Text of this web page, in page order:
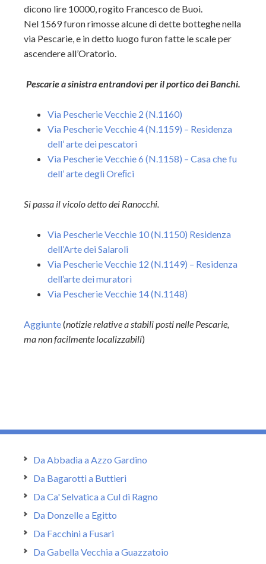
dicono lire 10000, rogito Francesco de Buoi.
Nel 1569 furon rimosse alcune di dette botteghe nella
via Pescarie, e in detto luogo furon fatte le scale per
ascendere all’Oratorio.
Pescarie a sinistra entrandovi per il portico dei Banchi.
Via Pescherie Vecchie 2 (N.1160)
Via Pescherie Vecchie 4 (N.1159) – Residenza
dell’ arte dei pescatori
Via Pescherie Vecchie 6 (N.1158) – Casa che fu
dell’ arte degli Oreﬁci
Si passa il vicolo detto dei Ranocchi.
Via Pescherie Vecchie 10 (N.1150) Residenza
dell’Arte dei Salaroli
Via Pescherie Vecchie 12 (N.1149) – Residenza
dell’arte dei muratori
Via Pescherie Vecchie 14 (N.1148)
Aggiunte(notizie relative a stabili posti nelle Pescarie,
ma non facilmente localizzabili)
Da Abbadia a Azzo Gardino
Da Bagarotti a Buttieri
Da Ca' Selvatica a Cul di Ragno
Da Donzelle a Egitto
Da Facchini a Fusari
Da Gabella Vecchia a Guazzatoio